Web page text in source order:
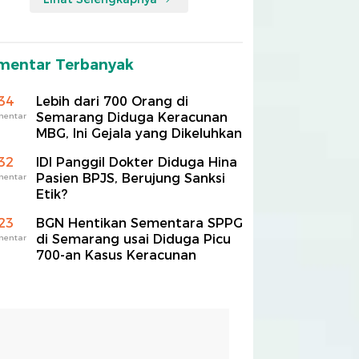
Terbanyak
Lebih dari 700 Orang di
Semarang Diduga Keracunan
MBG, Ini Gejala yang Dikeluhkan
IDI Panggil Dokter Diduga Hina
Pasien BPJS, Berujung Sanksi
Etik?
BGN Hentikan Sementara SPPG
di Semarang usai Diduga Picu
700-an Kasus Keracunan